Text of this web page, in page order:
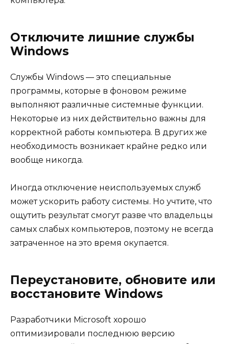
Отключите лишние службы
Windows
Службы Windows — это специальные
программы, которые в фоновом режиме
выполняют различные системные функции.
Некоторые из них действительно важны для
корректной работы компьютера. В других же
необходимость возникает крайне редко или
вообще никогда.
Иногда отключение неиспользуемых служб
может ускорить работу системы. Но учтите, что
ощутить результат смогут разве что владельцы
самых слабых компьютеров, поэтому не всегда
затраченное на это время окупается.
Переустановите, обновите или
восстановите Windows
Разработчики Microsoft хорошо
оптимизировали последнюю версию